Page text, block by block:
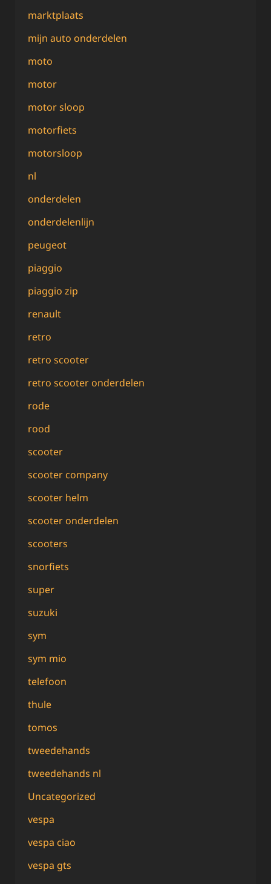
marktplaats
mijn auto onderdelen
moto
motor
motor sloop
motorfiets
motorsloop
nl
onderdelen
onderdelenlijn
peugeot
piaggio
piaggio zip
renault
retro
retro scooter
retro scooter onderdelen
rode
rood
scooter
scooter company
scooter helm
scooter onderdelen
scooters
snorfiets
super
suzuki
sym
sym mio
telefoon
thule
tomos
tweedehands
tweedehands nl
Uncategorized
vespa
vespa ciao
vespa gts